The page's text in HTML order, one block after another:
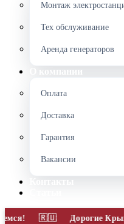
Монтаж
Тех обслуживание
Аренда генераторов
О компании
Оплата
Доставка
Гарантия
Вакансии
Контакты
Дорогие